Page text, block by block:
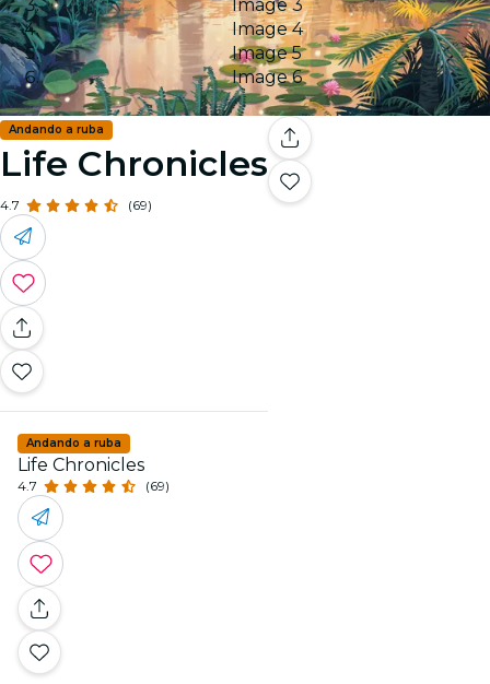
Image 3
Image 4
Image 5
Image 6
Andando a ruba
Life Chronicles
4.7 (69)
Andando a ruba
Life Chronicles
4.7 (69)